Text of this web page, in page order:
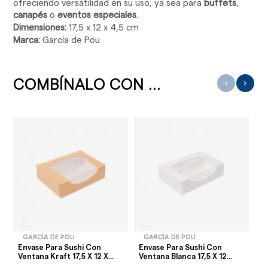
ofreciendo versatilidad en su uso, ya sea para buffets,
canapés oeventos especiales.
Dimensiones: 17,5 x 12 x 4,5 cm
Marca: García de Pou
COMBÍNALO CON ...
GARCÍA DE POU
Envase Para Sushi Con
Ventana Kraft 17,5 X 12 X...
GARCÍA DE POU
Envase Para Sushi Con
Ventana Blanca 17,5 X 12...
‹ ›